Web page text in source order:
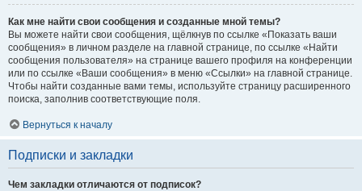
Как мне найти свои сообщения и созданные мной темы?
Вы можете найти свои сообщения, щёлкнув по ссылке «Показать ваши
сообщения» в личном разделе на главной странице, по ссылке «Найти
сообщения пользователя» на странице вашего профиля на конференции
или по ссылке «Ваши сообщения» в меню «Ссылки» на главной странице.
Чтобы найти созданные вами темы, используйте страницу расширенного
поиска, заполнив соответствующие поля.
Вернуться к началу
Подписки и закладки
Чем закладки отличаются от подписок?